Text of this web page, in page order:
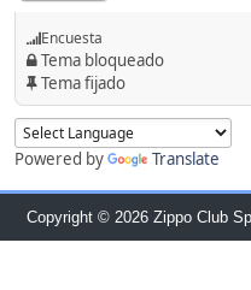
Encuesta
Tema bloqueado
Tema fijado
Powered by Translate
Copyright © 2026 Zippo Club